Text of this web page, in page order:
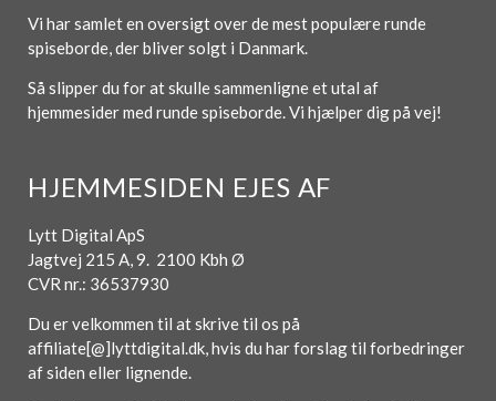
Vi har samlet en oversigt over de mest populære runde
spiseborde, der bliver solgt i Danmark.
Så slipper du for at skulle sammenligne et utal af
hjemmesider med runde spiseborde. Vi hjælper dig på vej!
HJEMMESIDEN EJES AF
Lytt Digital ApS
Jagtvej 215 A, 9. 2100 Kbh Ø
CVR nr.: 36537930
Du er velkommen til at skrive til os på
affiliate[@]lyttdigital.dk, hvis du har forslag til forbedringer
af siden eller lignende.